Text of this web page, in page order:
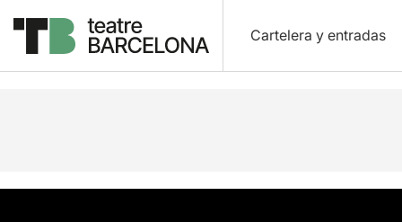
Cartelera y entradas
Descripción Ficha artística Fotos y vídeos